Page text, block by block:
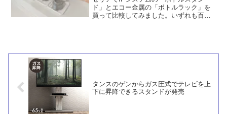
ド」とエコー金属の「ボトルラック」を
買って比較してみました。いずれも百均
タンスのゲンからガス圧式でテレビを上
下に昇降できるスタンドが発売